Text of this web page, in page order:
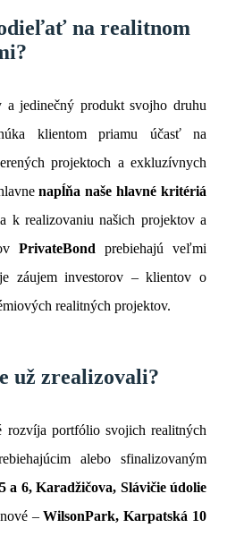
na realitnom
a jedinečný produkt svojho druhu
klientom priamu účasť na
projektoch a exkluzívnych
napĺňa naše hlavné kritériá
k realizovaniu našich projektov a
PrivateBond prebiehajú veľmi
záujem investorov – klientov o
realitných projektov.
už zrealizovali?
rozvíja portfólio svojich realitných
alebo sfinalizovaným
a 6, Karadžičova, Slávičie údolie
–WilsonPark, Karpatská 10